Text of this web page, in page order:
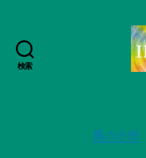
検索
風の小径